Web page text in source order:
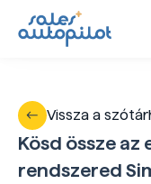
Vissza a
Kösd össze
rendszered